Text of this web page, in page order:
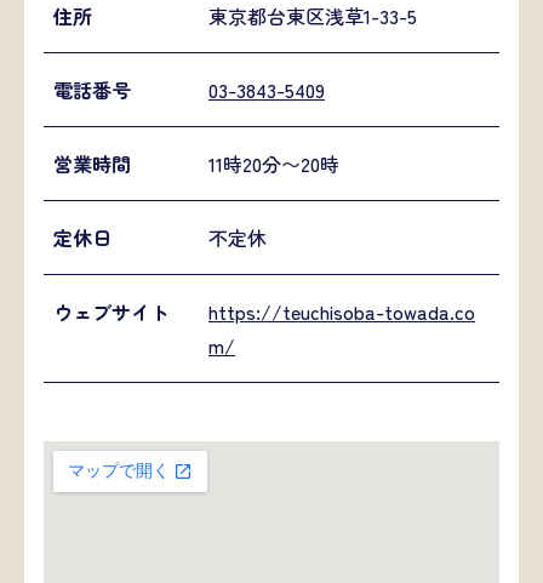
住所 東京都台東区浅草1-33-5
電話番号 03-3843-5409
営業時間 11時20分〜20時
定休日 不定休
ウェブサイト
https://teuchisoba-towada.co
m/